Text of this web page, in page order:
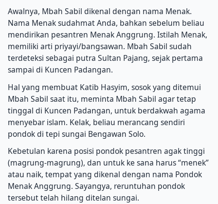
Awalnya, Mbah Sabil dikenal dengan nama Menak.
Nama Menak sudahmat Anda, bahkan sebelum beliau
mendirikan pesantren Menak Anggrung. Istilah Menak,
memiliki arti priyayi/bangsawan. Mbah Sabil sudah
terdeteksi sebagai putra Sultan Pajang, sejak pertama
sampai di Kuncen Padangan.
Hal yang membuat Katib Hasyim, sosok yang ditemui
Mbah Sabil saat itu, meminta Mbah Sabil agar tetap
tinggal di Kuncen Padangan, untuk berdakwah agama
menyebar islam. Kelak, beliau merancang sendiri
pondok di tepi sungai Bengawan Solo.
Kebetulan karena posisi pondok pesantren agak tinggi
(magrung-magrung), dan untuk ke sana harus “menek”
atau naik, tempat yang dikenal dengan nama Pondok
Menak Anggrung. Sayangya, reruntuhan pondok
tersebut telah hilang ditelan sungai.